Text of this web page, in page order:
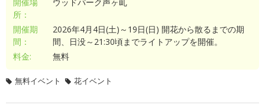
所：
開催期
間：
2026年4月4日(土)～19日(日) 開花から散るまでの期
間、日没～21:30頃までライトアップを開催。
料金:
無料
無料イベント 花イベント